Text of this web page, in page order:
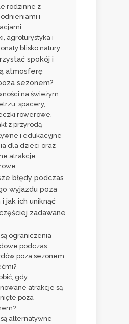
rodzinne z
i
agroturystyka i
blisko natury
spokój i
atmosferę
sezonem?
na świeżym
spacery,
rowerowe,
z przyrodą
i edukacyjne
dla dzieci oraz
atrakcje
błędy podczas
wyjazdu poza
jak ich uniknąć
zadawane
ograniczenia
podczas
poza sezonem
gdy
atrakcje są
poza
alternatywne